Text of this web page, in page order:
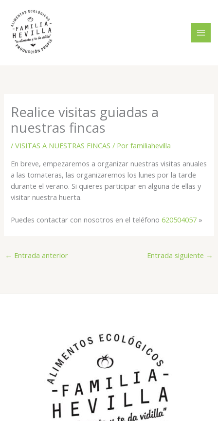
contenido
Realice visitas guiadas a
nuestras fincas
/VISITAS A NUESTRAS FINCAS / Porfamiliahevilla
En breve, empezaremos a organizar nuestras visitas anuales
a las tomateras, las organizaremos los lunes por la tarde
durante el verano. Si quieres participar en alguna de ellas y
visitar nuestra huerta.
Puedes contactar con nosotros en el teléfono620504057 »
← Entrada anterior Entrada siguiente →